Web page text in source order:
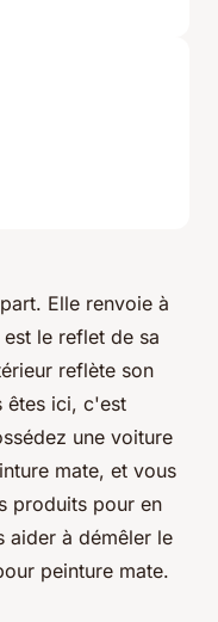
Elle renvoie à
le reflet de sa
reflète son
êtes ici, c'est
une voiture
mate, et vous
produits pour en
aider à démêler le
peinture mate.